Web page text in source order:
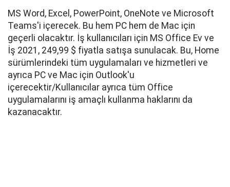
MS Word, Excel, PowerPoint, OneNote ve Microsoft
Teams'i içerecek. Bu hem PC hem de Mac için
geçerli olacaktır. İş kullanıcıları için MS Office Ev ve
İş 2021, 249,99 $ fiyatla satışa sunulacak. Bu, Home
sürümlerindeki tüm uygulamaları ve hizmetleri ve
ayrıca PC ve Mac için Outlook'u
içerecektir/Kullanıcılar ayrıca tüm Office
uygulamalarını iş amaçlı kullanma haklarını da
kazanacaktır.